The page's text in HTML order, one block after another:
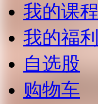
我的课程
我的福利
自选股
购物车